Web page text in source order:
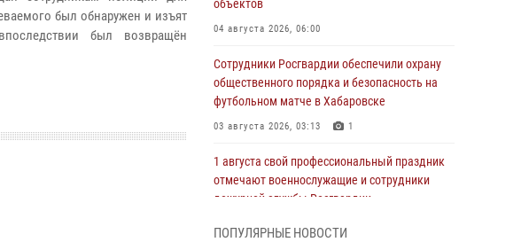
был обнаружен и изъят
был возвращён
объектов
04 августа 2026, 06:00
Сотрудники Росгвардии обеспечили охрану
общественного порядка и безопасность на
футбольном матче в Хабаровске
03 августа 2026, 03:13 1
1 августа свой профессиональный праздник
отмечают военнослужащие и сотрудники
дежурной службы Росгвардии
ПОПУЛЯРНЫЕ НОВОСТИ